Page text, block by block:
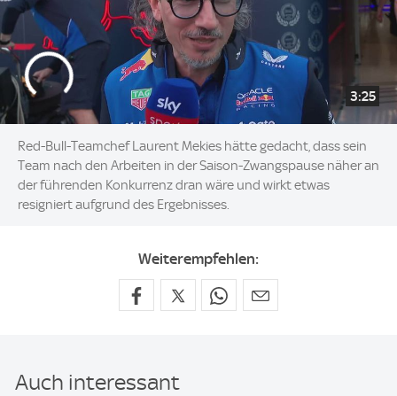
3:25
Red-Bull-Teamchef Laurent Mekies hätte gedacht, dass sein
Team nach den Arbeiten in der Saison-Zwangspause näher an
der führenden Konkurrenz dran wäre und wirkt etwas
resigniert aufgrund des Ergebnisses.
Weiterempfehlen:
Auch interessant